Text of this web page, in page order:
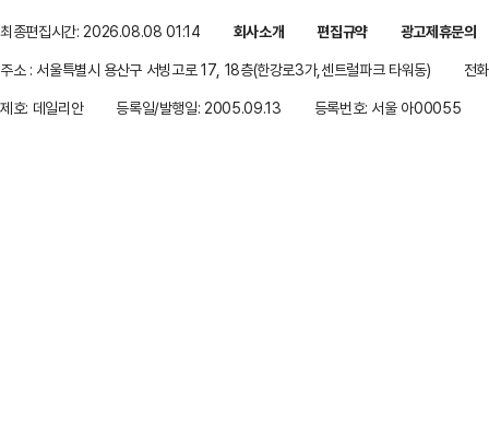
최종편집시간: 2026.08.08 01:14 회사소개 편집규약
광고제휴문의
주소 : 서울특별시 용산구 서빙고로 17, 18층(한강로3가,센트럴파크 타워동)
전
제호: 데일리안
등록일/발행일: 2005.09.13 등록번호: 서울 아00055